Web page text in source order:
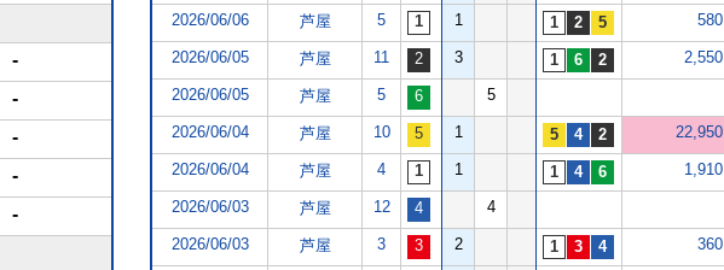
-
-
-
-
-
2026/06/06 芦屋 5 1 580
2026/06/05 芦屋 11 3 2,550
2026/06/05 芦屋 5 5
2026/06/04 芦屋 10 1 22,950
2026/06/04 芦屋 4 1 1,910
2026/06/03 芦屋 12 4
2026/06/03 芦屋 3 2 360